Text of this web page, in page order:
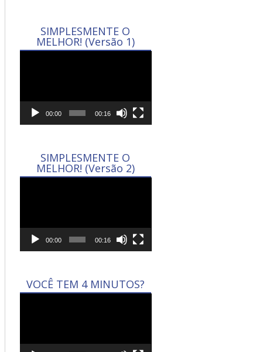
SIMPLESMENTE O
MELHOR! (Versão 1)
00:00 00:16
SIMPLESMENTE O
MELHOR! (Versão 2)
00:00 00:16
VOCÊ TEM 4 MINUTOS?